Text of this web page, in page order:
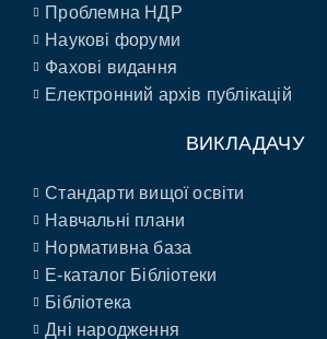
Проблемна НДР
Наукові форуми
Фахові видання
Електронний архів публікацій
ВИКЛАДАЧУ
Стандарти вищої освіти
Навчальні плани
Нормативна база
E-каталог Бібліотеки
Бібліотека
Дні народження